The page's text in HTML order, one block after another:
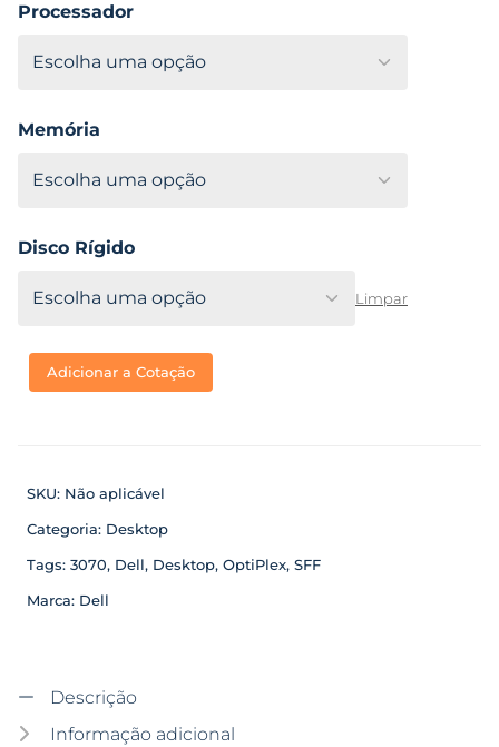
Processador
Memória
Disco Rígido
Limpar
Adicionar a Cotação
SKU: Não aplicável
Categoria: Desktop
Tags: 3070, Dell, Desktop, OptiPlex, SFF
Marca: Dell
Descrição
Informação adicional